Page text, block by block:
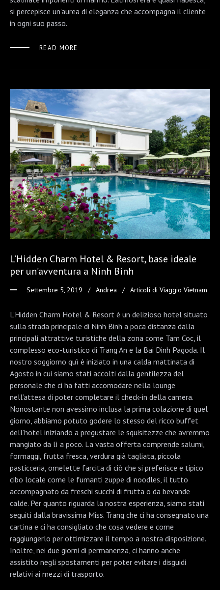
si percepisce un’aurea di eleganza che accompagna il cliente
in ogni suo passo.
READ MORE
L’Hidden Charm Hotel & Resort, base ideale
per un’avventura a Ninh Binh
Settembre 5, 2019 Andrea Articoli di Viaggio Vietnam
L’Hidden Charm Hotel & Resort è un delizioso hotel situato
sulla strada principale di Ninh Binh a poca distanza dalla
principali attrattive turistiche della zona come Tam Coc, il
complesso eco-turistico di Trang An e la Bai Dinh Pagoda. Il
nostro soggiorno quì è iniziato in una calda mattinata di
Agosto in cui siamo stati accolti dalla gentilezza del
personale che ci ha fatti accomodare nella lounge
nell’attesa di poter completare il check-in della camera.
Nonostante non avessimo inclusa la prima colazione di quel
giorno, abbiamo potuto godere lo stesso del ricco buffet
dell’hotel iniziando a pregustare le squisitezze che avremmo
mangiato da lì a poco. La vasta offerta comprende salumi,
formaggi, frutta fresca, verdura già tagliata, piccola
pasticceria, omelette farcita di ciò che si preferisce e tipico
cibo locale come le fumanti zuppe di noodles, il tutto
accompagnato da freschi succhi di frutta o da bevande
calde. Per quanto riguarda la nostra esperienza, siamo stati
seguiti dalla bravissima Miss. Trang che ci ha consegnato una
cartina e ci ha consigliato che cosa vedere e come
raggiungerlo per ottimizzare il tempo a nostra disposizione.
Inoltre, nei due giorni di permanenza, ci hanno anche
assistito negli spostamenti per poter evitare i disguidi
relativi ai mezzi di trasporto.